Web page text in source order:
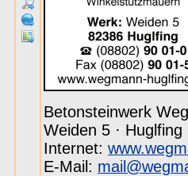
Betonsteinwerk
Weiden 5 ·
Internet:
E-Mail: